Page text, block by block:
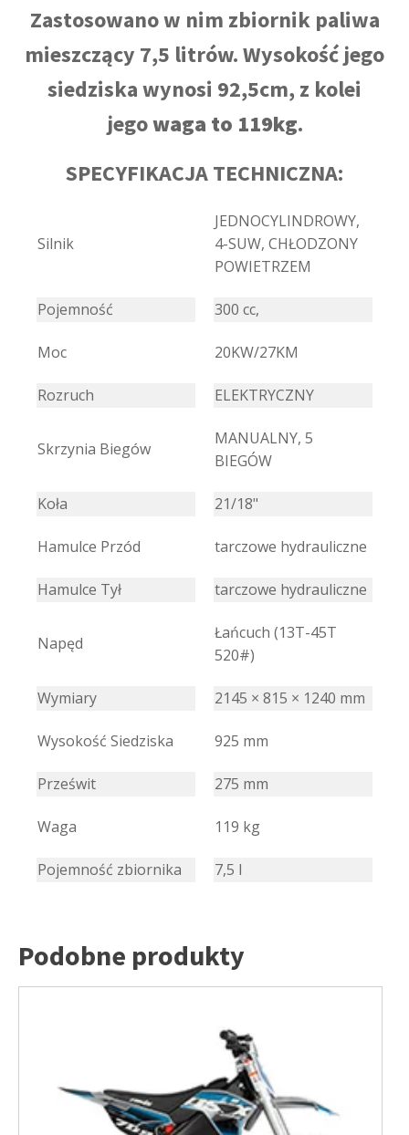
Zastosowano w nim zbiornik paliwa
mieszczący 7,5 litrów. Wysokość jego
siedziska wynosi 92,5cm, z kolei
jegowaga to 119kg.
SPECYFIKACJA TECHNICZNA:
Silnik
JEDNOCYLINDROWY,
4-SUW, CHŁODZONY
POWIETRZEM
Pojemność 300 cc,
Moc 20KW/27KM
Rozruch ELEKTRYCZNY
Skrzynia Biegów
MANUALNY, 5
BIEGÓW
Koła 21/18"
Hamulce Przód tarczowe hydrauliczne
Hamulce Tył tarczowe hydrauliczne
Napęd
Łańcuch (13T-45T
520#)
Wymiary 2145 × 815 × 1240 mm
Wysokość Siedziska 925 mm
Prześwit 275 mm
Waga 119 kg
Pojemność zbiornika 7,5 l
Podobne produkty